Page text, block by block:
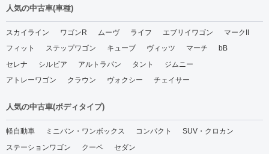
人気の中古車(車種)
スカイライン ワゴンR ムーヴ ライフ エブリイワゴン
マークII
フィット
ステップワゴン キューブ ヴィッツ マーチ
bB
セレナ
シルビア アルトラパン タント
ジムニー
アトレーワゴン
クラウン ヴォクシー チェイサー
人気の中古車(ボディタイプ)
軽自動車 ミニバン・ワンボックス コンパクト
SUV・クロカン
ステーションワゴン
クーペ セダン